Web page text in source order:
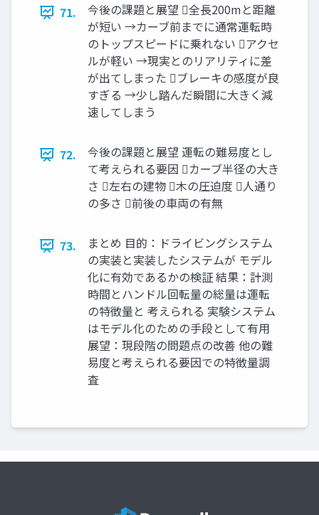
71.
今後の課題と展望 全長200mと距離
が短い →カーブ前までに通常運転時
のトップスピードに乗れない アクセ
ルが軽い →現実とのリアリティに差
が出てしまった ブレーキの感度が良
すぎる →少し踏んだ瞬間に大きく減
速してしまう
72.
今後の課題と展望 運転の難易度とし
て考えられる要因 カーブ半径の大き
さ 左右の建物 木の圧迫度 人通り
の多さ 前後の車両の有無
73.
まとめ 目的：ドライビングシステム
の実装と実装したシステムが モデル
化に有効であるかの検証 結果：計測
時間とハンドル回転量の総量は運転
の特徴量と 考えられる 実験システム
はモデル化のための手段として有用
展望：現段階の問題点の改善 他の難
易度と考えられる要因での特徴量調
査